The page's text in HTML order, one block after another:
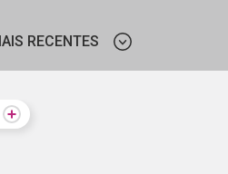
RECENTES